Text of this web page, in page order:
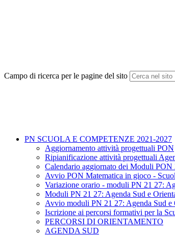
Campo di ricerca per le pagine del sito
PN SCUOLA E COMPETENZE 2021-2027
Aggiornamento attività progettuali PON
Ripianificazione attività progettuali
Calendario aggiornato dei Moduli PON
Avvio PON Matematica in gioco -
Variazione orario - moduli PN 21 27:
Moduli PN 21 27: Agenda Sud e
Avvio moduli PN 21 27: Agenda Sud e
Iscrizione ai percorsi formativi per la
PERCORSI DI ORIENTAMENTO
AGENDA SUD